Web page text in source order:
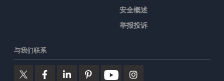
安全概述
举报投诉
与我们联系